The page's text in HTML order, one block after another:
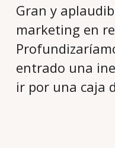
Gran y
marketing en
entrado una
ir por una caja